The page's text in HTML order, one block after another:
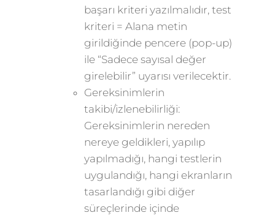
başarı kriteri yazılmalıdır, test
kriteri = Alana metin
girildiğinde pencere (pop-up)
ile “Sadece sayısal değer
girelebilir” uyarısı verilecektir.
Gereksinimlerin
takibi/izlenebilirliği:
Gereksinimlerin nereden
nereye geldikleri, yapılıp
yapılmadığı, hangi testlerin
uygulandığı, hangi ekranların
tasarlandığı gibi diğer
süreçlerinde içinde